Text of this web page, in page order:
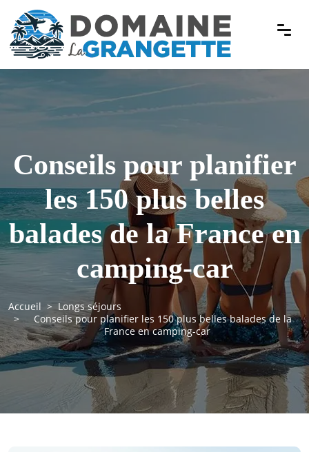
Conseils pour planifier
les 150 plus belles
balades de la France en
camping-car
Accueil
Longs séjours
Conseils pour planifier les 150 plus belles balades de la
France en camping-car